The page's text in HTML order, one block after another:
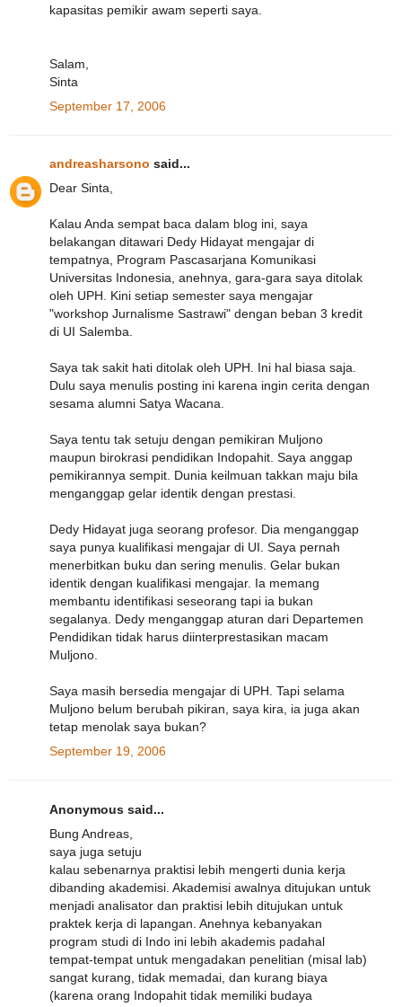
kapasitas pemikir awam seperti saya.
Salam,
Sinta
September 17, 2006
andreasharsono said...
Dear Sinta,
Kalau Anda sempat baca dalam blog ini, saya
belakangan ditawari Dedy Hidayat mengajar di
tempatnya, Program Pascasarjana Komunikasi
Universitas Indonesia, anehnya, gara-gara saya ditolak
oleh UPH. Kini setiap semester saya mengajar
"workshop Jurnalisme Sastrawi" dengan beban 3 kredit
di UI Salemba.
Saya tak sakit hati ditolak oleh UPH. Ini hal biasa saja.
Dulu saya menulis posting ini karena ingin cerita dengan
sesama alumni Satya Wacana.
Saya tentu tak setuju dengan pemikiran Muljono
maupun birokrasi pendidikan Indopahit. Saya anggap
pemikirannya sempit. Dunia keilmuan takkan maju bila
menganggap gelar identik dengan prestasi.
Dedy Hidayat juga seorang profesor. Dia menganggap
saya punya kualifikasi mengajar di UI. Saya pernah
menerbitkan buku dan sering menulis. Gelar bukan
identik dengan kualifikasi mengajar. Ia memang
membantu identifikasi seseorang tapi ia bukan
segalanya. Dedy menganggap aturan dari Departemen
Pendidikan tidak harus diinterprestasikan macam
Muljono.
Saya masih bersedia mengajar di UPH. Tapi selama
Muljono belum berubah pikiran, saya kira, ia juga akan
tetap menolak saya bukan?
September 19, 2006
Anonymous said...
Bung Andreas,
saya juga setuju
kalau sebenarnya praktisi lebih mengerti dunia kerja
dibanding akademisi. Akademisi awalnya ditujukan untuk
menjadi analisator dan praktisi lebih ditujukan untuk
praktek kerja di lapangan. Anehnya kebanyakan
program studi di Indo ini lebih akademis padahal
tempat-tempat untuk mengadakan penelitian (misal lab)
sangat kurang, tidak memadai, dan kurang biaya
(karena orang Indopahit tidak memiliki budaya